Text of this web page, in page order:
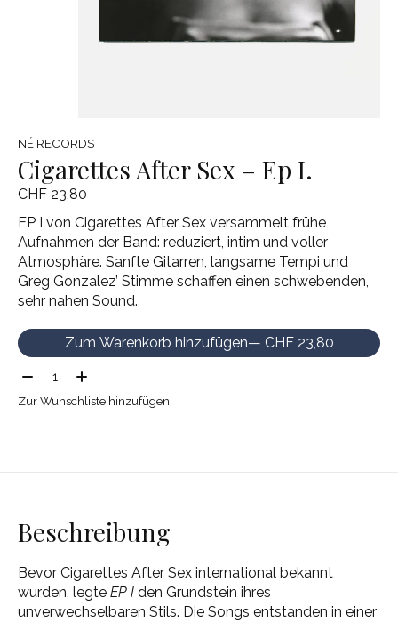
NÉ RECORDS
Cigarettes After Sex – Ep I.
CHF 23,80
EP I von Cigarettes After Sex versammelt frühe
Aufnahmen der Band: reduziert, intim und voller
Atmosphäre. Sanfte Gitarren, langsame Tempi und
Greg Gonzalez’ Stimme schaffen einen schwebenden,
sehr nahen Sound.
Zum Warenkorb hinzufügen
— CHF 23,80
Menge:
Zur Wunschliste hinzufügen
Beschreibung
Bevor Cigarettes After Sex international bekannt
wurden, legte EP I den Grundstein ihres
unverwechselbaren Stils. Die Songs entstanden in einer